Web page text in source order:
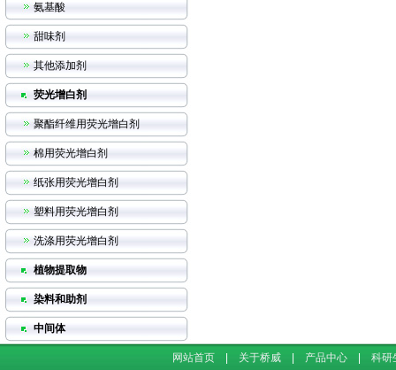
氨基酸
甜味剂
其他添加剂
荧光增白剂
聚酯纤维用荧光增白剂
棉用荧光增白剂
纸张用荧光增白剂
塑料用荧光增白剂
洗涤用荧光增白剂
植物提取物
染料和助剂
中间体
网站首页 关于桥威 产品中心
科研